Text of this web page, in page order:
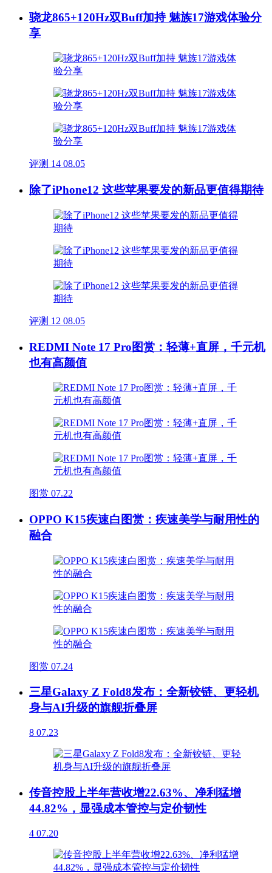
骁龙865+120Hz双Buff加持 魅族17游戏体验分
享
评测 14 08.05
除了iPhone12 这些苹果要发的新品更值得期待
评测 12 08.05
REDMI Note 17 Pro图赏：轻薄+直屏，千元机
也有高颜值
图赏 07.22
OPPO K15疾速白图赏：疾速美学与耐用性的
融合
图赏 07.24
三星Galaxy Z Fold8发布：全新铰链、更轻机
身与AI升级的旗舰折叠屏
8 07.23
传音控股上半年营收增22.63%、净利猛增
44.82%，显强成本管控与定价韧性
4 07.20